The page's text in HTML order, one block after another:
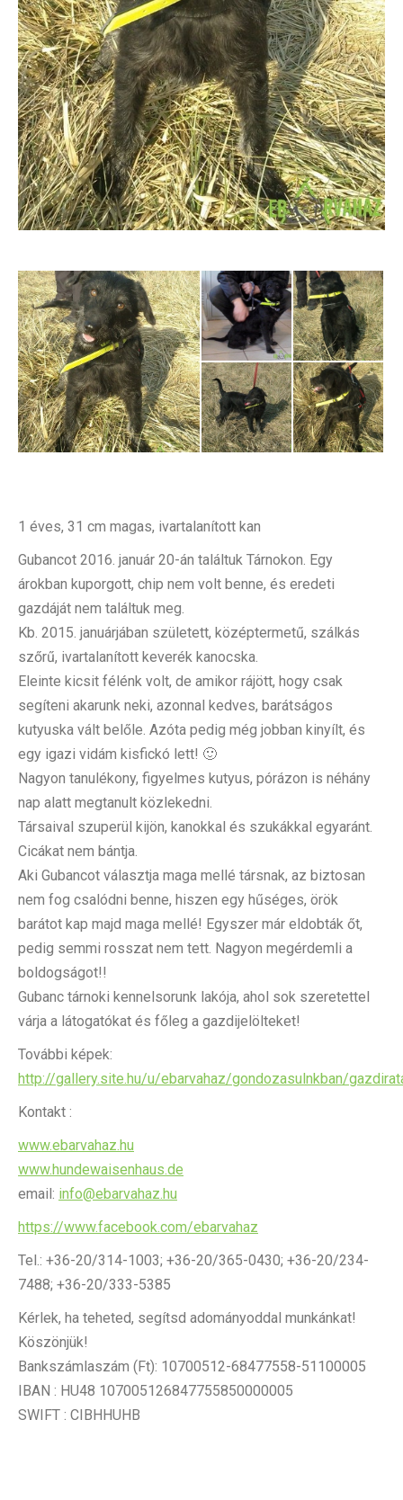
1 éves, 31 cm magas, ivartalanított kan
Gubancot 2016. január 20-án találtuk Tárnokon. Egy
árokban kuporgott, chip nem volt benne, és eredeti
gazdáját nem találtuk meg.
Kb. 2015. januárjában született, középtermetű, szálkás
szőrű, ivartalanított keverék kanocska.
Eleinte kicsit félénk volt, de amikor rájött, hogy csak
segíteni akarunk neki, azonnal kedves, barátságos
kutyuska vált belőle. Azóta pedig még jobban kinyílt, és
egy igazi vidám kisfickó lett! 🙂
Nagyon tanulékony, figyelmes kutyus, pórázon is néhány
nap alatt megtanult közlekedni.
Társaival szuperül kijön, kanokkal és szukákkal egyaránt.
Cicákat nem bántja.
Aki Gubancot választja maga mellé társnak, az biztosan
nem fog csalódni benne, hiszen egy hűséges, örök
barátot kap majd maga mellé! Egyszer már eldobták őt,
pedig semmi rosszat nem tett. Nagyon megérdemli a
boldogságot!!
Gubanc tárnoki kennelsorunk lakója, ahol sok szeretettel
várja a látogatókat és főleg a gazdijelölteket!
További képek:
http://gallery.site.hu/u/ebarvahaz/gondozasulnkban/
Kontakt :
www.ebarvahaz.hu
www.hundewaisenhaus.de
email: info@ebarvahaz.hu
https://www.facebook.com/ebarvahaz
Tel.: +36-20/314-1003; +36-20/365-0430; +36-20/234-
7488; +36-20/333-5385
Kérlek, ha teheted, segítsd adományoddal munkánkat!
Köszönjük!
Bankszámlaszám (Ft): 10700512-68477558-51100005
IBAN : HU48 107005126847755850000005
SWIFT : CIBHHUHB